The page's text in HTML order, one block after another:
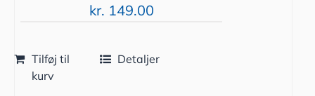
kr. 149.00
Tilføj til
kurv
Detaljer